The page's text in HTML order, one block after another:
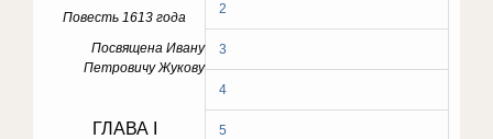
2
3
4
5
Повесть 1613 года
Посвящена Ивану
Петровичу Жукову
ГЛАВА I